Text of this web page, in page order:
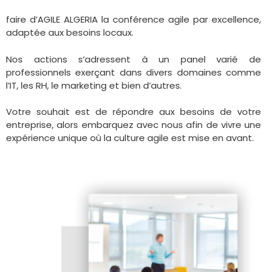
faire d’AGILE ALGERIA la conférence agile par excellence,
adaptée aux besoins locaux.
Nos actions s’adressent à un panel varié de
professionnels exerçant dans divers domaines comme
l’IT, les RH, le marketing et bien d’autres.
Votre souhait est de répondre aux besoins de votre
entreprise, alors embarquez avec nous afin de vivre une
expérience unique où la culture agile est mise en avant.